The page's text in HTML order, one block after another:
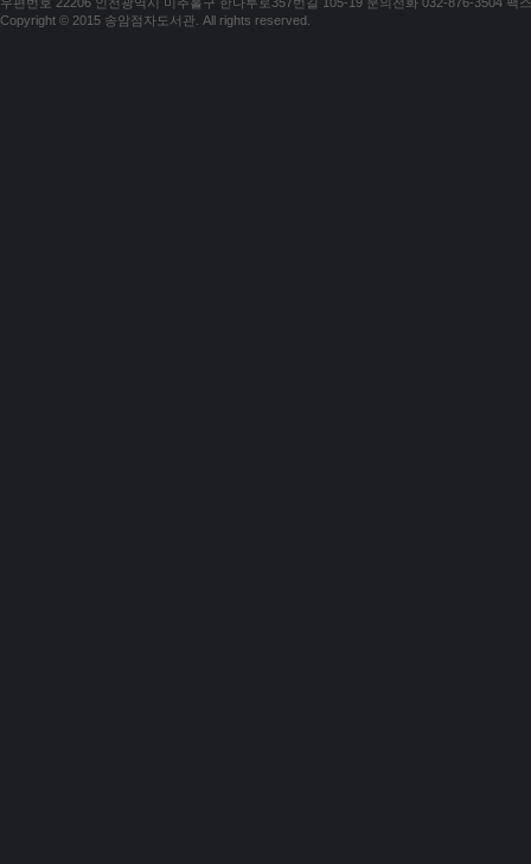
Copyright © 2015 송암점자도서관. All rights reserved.